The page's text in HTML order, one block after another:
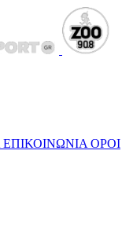
ΕΠΙΚΟΙΝΩΝΙΑ ΟΡΟΙ